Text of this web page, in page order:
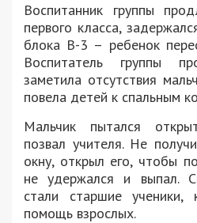
Воспитанник группы
первого класса,
блока В-3 – ребенок
Воспитатель группы
заметила отсутствия
повела детей к спальным
Мальчик пытался
позвал учителя. Не
окну, открыл его, чтобы
не удержался и выпал.
стали старшие ученики,
помощь взрослых.